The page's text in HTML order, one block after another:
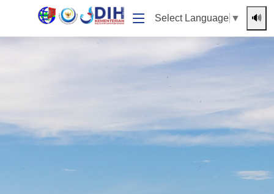
Select Language ▼ 🔊